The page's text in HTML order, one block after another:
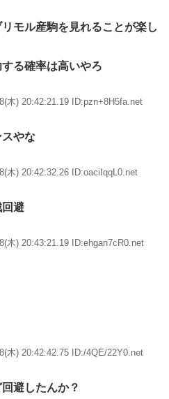
モル産駒を見れることが楽し
る確率は高いやろ
木) 20:42:21.19 ID:pzn+8H5fa.net
やな
木) 20:42:32.26 ID:oaciIqqL0.net
避
木) 20:43:21.19 ID:ehgan7cR0.net
木) 20:42:42.75 ID:/4QE/22Y0.net
避したんか？